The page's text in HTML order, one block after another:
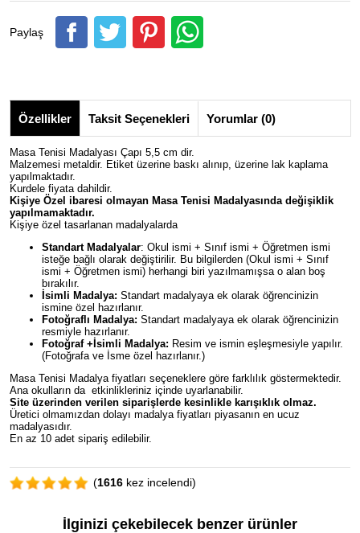
Paylaş
Özellikler Taksit Seçenekleri Yorumlar (0)
Masa Tenisi Madalyası Çapı 5,5 cm dir.
Malzemesi metaldir. Etiket üzerine baskı alınıp, üzerine lak kaplama
yapılmaktadır.
Kurdele fiyata dahildir.
Kişiye Özel ibaresi olmayan Masa Tenisi Madalyasında değişiklik
yapılmamaktadır.
Kişiye özel tasarlanan madalyalarda
Standart Madalyalar: Okul ismi + Sınıf ismi + Öğretmen ismi
isteğe bağlı olarak değiştirilir. Bu bilgilerden (Okul ismi + Sınıf
ismi + Öğretmen ismi) herhangi biri yazılmamışsa o alan boş
bırakılır.
İsimli Madalya: Standart madalyaya ek olarak öğrencinizin
ismine özel hazırlanır.
Fotoğraflı Madalya: Standart madalyaya ek olarak öğrencinizin
resmiyle hazırlanır.
Fotoğraf +İsimli Madalya: Resim ve ismin eşleşmesiyle yapılır.
(Fotoğrafa ve İsme özel hazırlanır.)
Masa Tenisi Madalya fiyatları seçeneklere göre farklılık göstermektedir.
Ana okulların da etkinlikleriniz içinde uyarlanabilir.
Site üzerinden verilen siparişlerde kesinlikle karışıklık olmaz.
Üretici olmamızdan dolayı madalya fiyatları piyasanın en ucuz
madalyasıdır.
En az 10 adet sipariş edilebilir.
(1616 kez incelendi)
İlginizi çekebilecek benzer ürünler